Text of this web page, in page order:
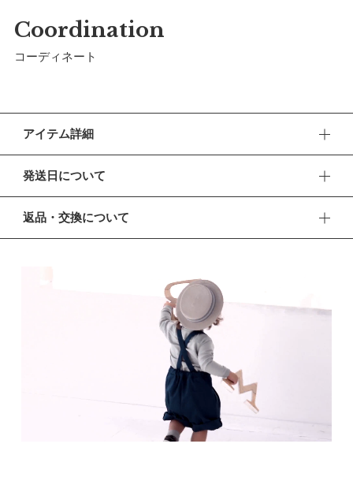
Coordination
コーディネート
アイテム詳細
きょうだいで共有することもできる1サイズ2WAY仕様です。
ベビーの時期はサスペンダー付きパンツとして着用いただけま
す。
クのハーフパンツとして。6歳前後まで長く使えます。
ほどよいハリ感と厚みのコットンにストレッチを効かせた生地
は、動きやすく丈夫。やんちゃな子でも安心です。両サイドに
ポケット付きなのもうれしいポイント。
深いブルーグリーンが印象的な asagi。フォーマルシーンのド
レスアップにも、カジュアルスタイルにもキュートです。
発送日について
休業期間 2026年8月13日(木) 〜 16日(日)
休業期間中もオンラインショップでのご注文は24時間承って
【お問い合わせ・発送の再開について】
休業中にいただいたお問い合わせやご注文につきましては、翌
営業日より順次対応させていただきます。
連休明けは混雑が予想されるため、通常よりお届けにお時間を
いただく場合がございます。あらかじめご了承ください。
返品・交換について
■ お客様都合による返品・交換
交換の際の往復の送料及び代引手数料は、お客様のご負担とな
■ 初期不良・商品間違いによる返品・交換
早急に対応させていただきます。交換の際の往復の手数料は、